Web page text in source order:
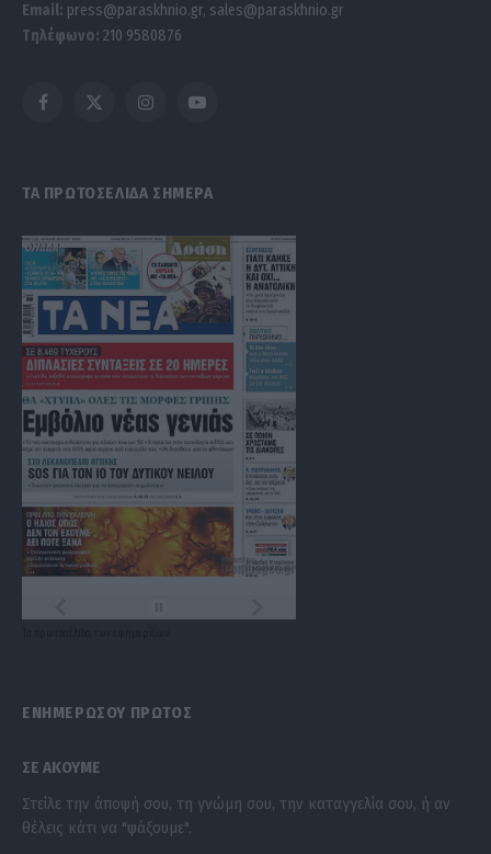
Email: press@paraskhnio.gr, sales@paraskhnio.gr
Τηλέφωνο: 210 9580876
Facebook
X
InstagramYouTube
ΤΑ ΠΡΩΤΟΣΕΛΙΔΑ ΣΗΜΕΡΑ
ΕΝΗΜΕΡΩΣΟΥ ΠΡΩΤΟΣ
ΣΕ ΑΚΟΥΜΕ
Στείλε την άποψή σου, τη γνώμη σου, την καταγγελία σου, ή αν
θέλεις κάτι να "ψάξουμε".